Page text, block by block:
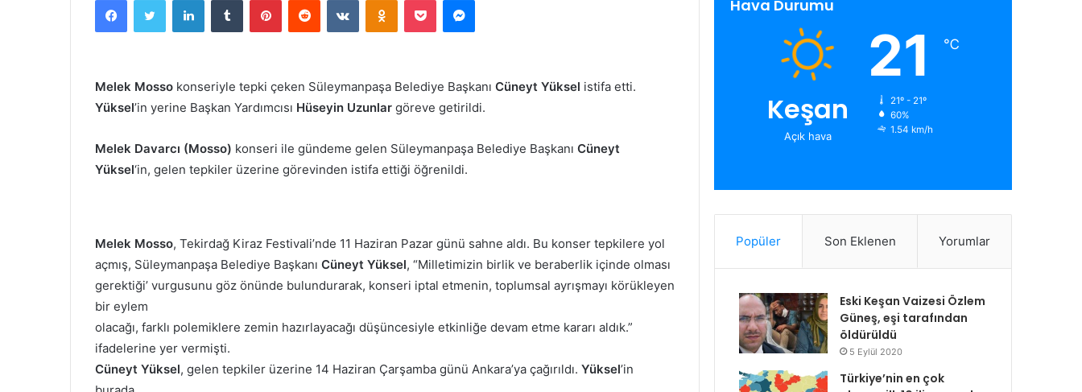
posta
göndermek
Melek Mosso konseriyle tepki çeken Süleymanpaşa Belediye Başkanı Cüneyt Yüksel istifa etti.
Yüksel’in yerine Başkan Yardımcısı Hüseyin Uzunlar göreve getirildi.
Melek Davarcı (Mosso) konseri ile gündeme gelen Süleymanpaşa Belediye Başkanı Cüneyt
Yüksel‘in, gelen tepkiler üzerine görevinden istifa ettiği öğrenildi.
Melek Mosso, Tekirdağ Kiraz Festivali’nde 11 Haziran Pazar günü sahne aldı. Bu konser tepkilere yol
açmış, Süleymanpaşa Belediye Başkanı Cüneyt Yüksel, “Milletimizin birlik ve beraberlik içinde olması
gerektiği’ vurgusunu göz önünde bulundurarak, konseri iptal etmenin, toplumsal ayrışmayı körükleyen
bir eylem
olacağı, farklı polemiklere zemin hazırlayacağı düşüncesiyle etkinliğe devam etme kararı aldık.”
ifadelerine yer vermişti.
Cüneyt Yüksel, gelen tepkiler üzerine 14 Haziran Çarşamba günü Ankara’ya çağırıldı. Yüksel’in
Hava Durumu
Keşan
Açık hava
21 ℃
21º - 21º
60%
1.54 km/h
Popüler Son Eklenen Yorumlar
Eski Keşan Vaizesi Özlem
Güneş, eşi tarafından
öldürüldü
5 Eylül 2020
Türkiye’nin en çok